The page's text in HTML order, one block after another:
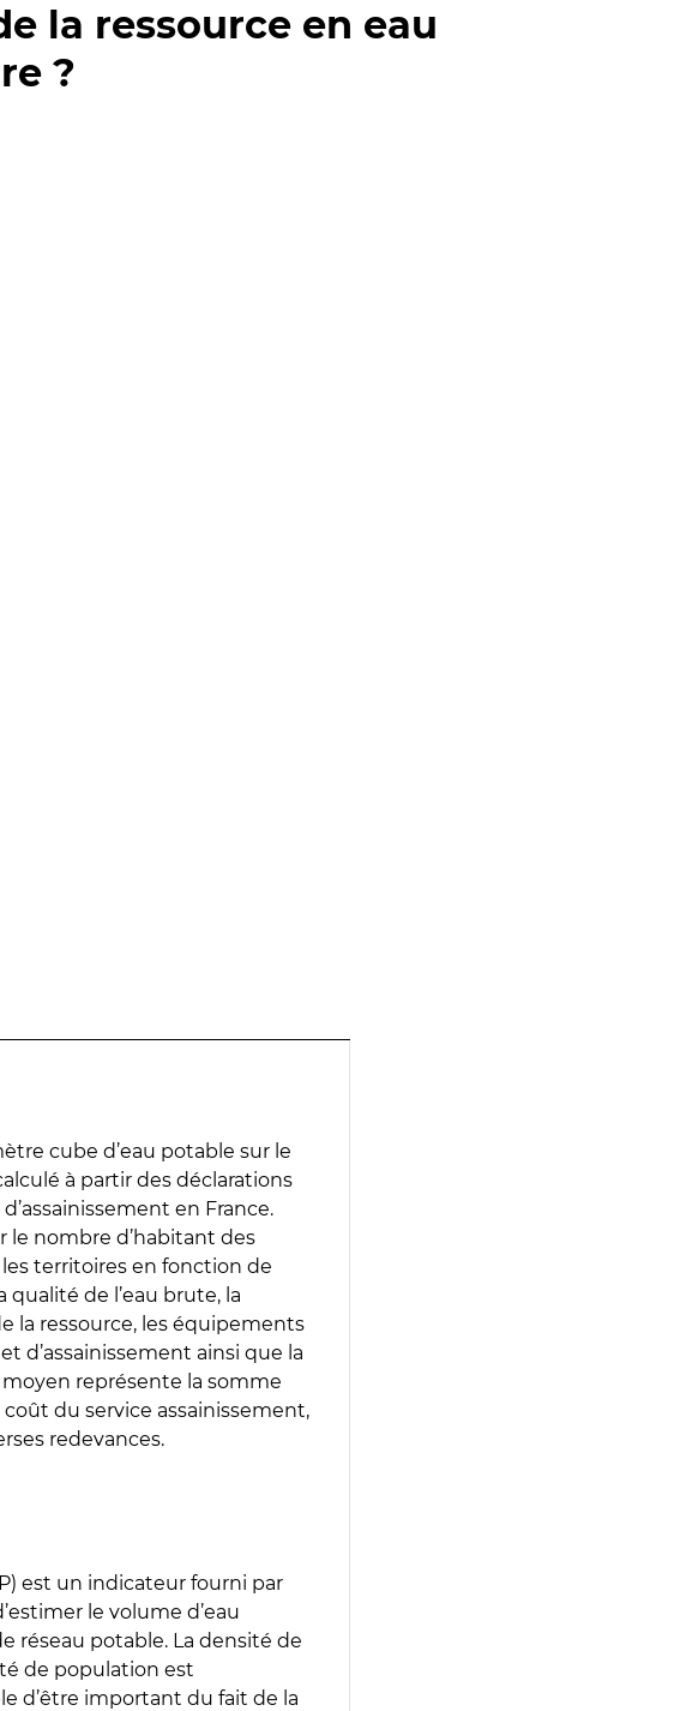
la ressource en eau
?
cube d’eau potable sur le
à partir des déclarations
en France.
le nombre d’habitant des
les territoires en fonction de
de l’eau brute, la
la ressource, les équipements
d’assainissement ainsi que la
représente la somme
du service assainissement,
redevances.
est un indicateur fourni par
le volume d’eau
réseau potable. La densité de
de population est
d’être important du fait de la